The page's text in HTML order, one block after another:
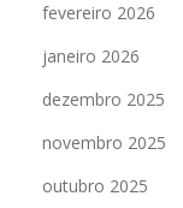
fevereiro 2026
janeiro 2026
dezembro 2025
novembro 2025
outubro 2025